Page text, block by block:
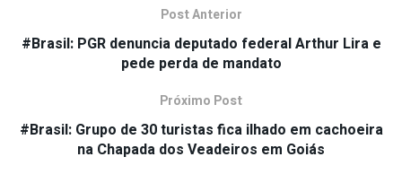
Post Anterior
#Brasil: PGR denuncia deputado federal Arthur Lira e
pede perda de mandato
Próximo Post
#Brasil: Grupo de 30 turistas fica ilhado em cachoeira
na Chapada dos Veadeiros em Goiás